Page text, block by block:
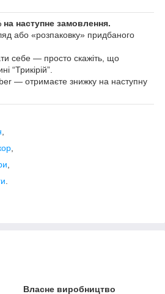
наступне замовлення.
або «розпаковку» придбаного
себе — просто скажіть, що
“Трикірій”.
— отримаєте знижку на наступну
Власне виробництво